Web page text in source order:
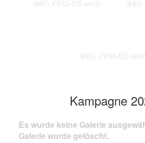
IMG 7123-KS-web IMG
IMG 7134-KS-
Kampagne
Es wurde keine Galerie
Galerie wurde gelöscht.